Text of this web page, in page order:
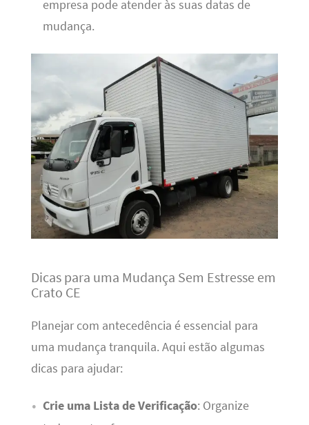
empresa pode atender às suas datas de
mudança.
Dicas para uma Mudança Sem Estresse em
Crato CE
Planejar com antecedência é essencial para
uma mudança tranquila. Aqui estão algumas
dicas para ajudar:
Crie uma Lista de Verificação: Organize